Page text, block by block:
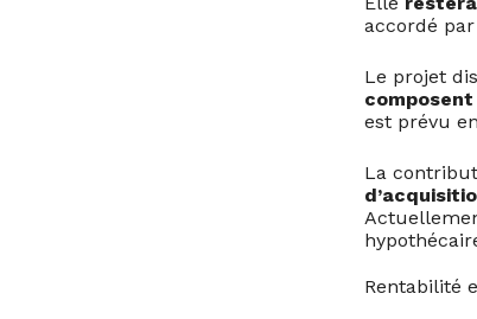
accordé
Le projet
est prévu
La
Rentabilité